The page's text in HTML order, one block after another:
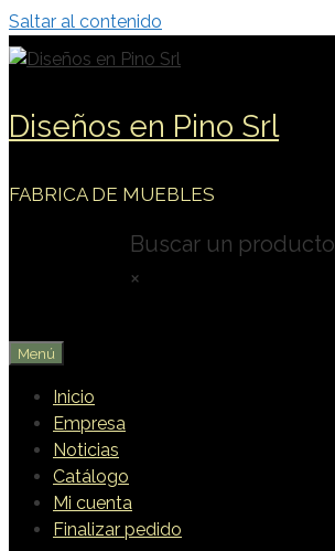
Saltar al contenido
Diseños en Pino Srl
FABRICA DE MUEBLES
Buscar un producto
×
Menú
Inicio
Empresa
Noticias
Catálogo
Mi cuenta
Finalizar pedido